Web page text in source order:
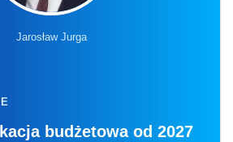
Jarosław Jurga
budżetowa od 2027